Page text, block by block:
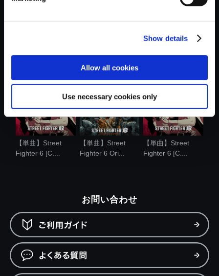
Show details
Allow all cookies
Use necessary cookies only
Fighter 6 Ori...
Fighter 6 Ori...
Fighter 6 Ori...
【単曲】Street
Fighter 6 [C....
【単曲】Street
Fighter 6 Ori...
【単曲】Street
Fighter 6 [C....
お問い合わせ